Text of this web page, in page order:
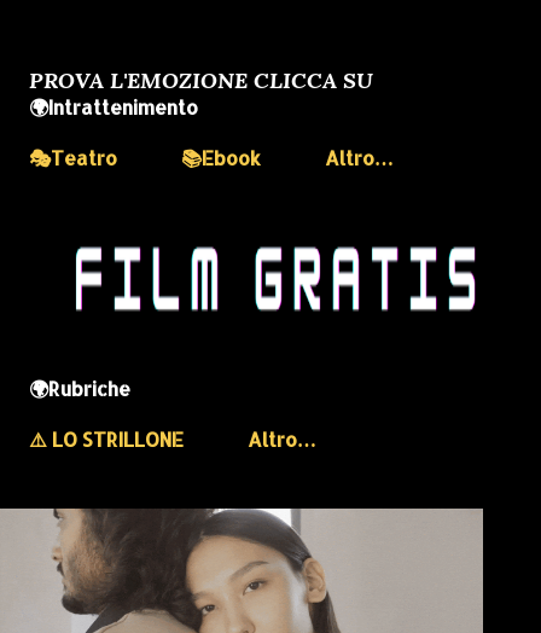
PROVA L'EMOZIONE CLICCA SU
🌍Intrattenimento
🎭Teatro
📚Ebook Altro…
🌍Rubriche
⚠️ LO STRILLONE
Altro…